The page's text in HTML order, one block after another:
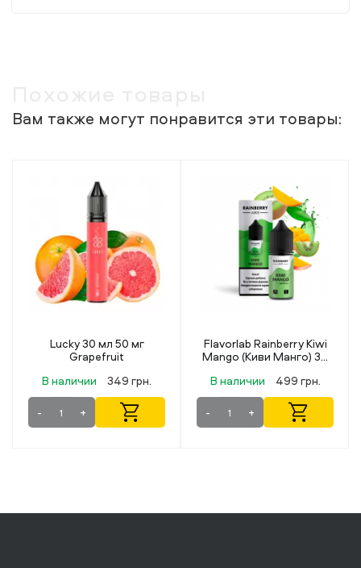
Вам также могут понравится эти товары:
Flavorlab Rainberry Kiwi
Mango (Киви Манго) 30
В наличии 499 грн.
- +
Lucky 30 мл 50 мг
Blueberry Lemonade
В наличии
349 грн.
- +